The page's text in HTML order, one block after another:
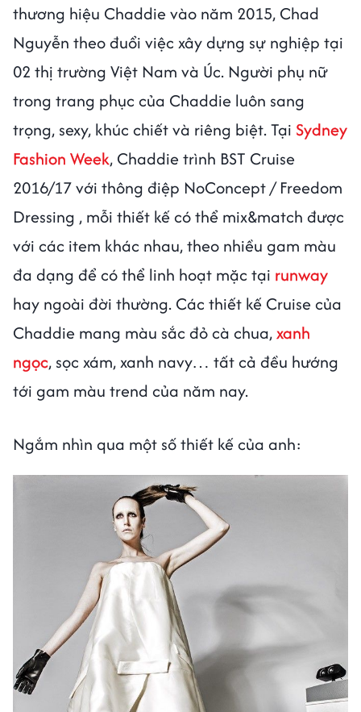
thương hiệu Chaddie vào năm 2015, Chad
Nguyễn theo đuổi việc xây dựng sự nghiệp tại
02 thị trường Việt Nam và Úc. Người phụ nữ
trong trang phục của Chaddie luôn sang
trọng, sexy, khúc chiết và riêng biệt. Tại Sydney
Fashion Week, Chaddie trình BST Cruise
2016/17 với thông điệp NoConcept / Freedom
Dressing , mỗi thiết kế có thể mix&match được
với các item khác nhau, theo nhiều gam màu
đa dạng để có thể linh hoạt mặc tại runway
hay ngoài đời thường. Các thiết kế Cruise của
Chaddie mang màu sắc đỏ cà chua,xanh
ngọc, sọc xám, xanh navy… tất cả đều hướng
tới gam màu trend của năm nay.
Ngắm nhìn qua một số thiết kế của anh: